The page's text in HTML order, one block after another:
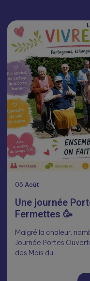
05 Août
Une journée
Fermettes 🥳
Malgré la chaleur,
Journée Portes
des Mois du…